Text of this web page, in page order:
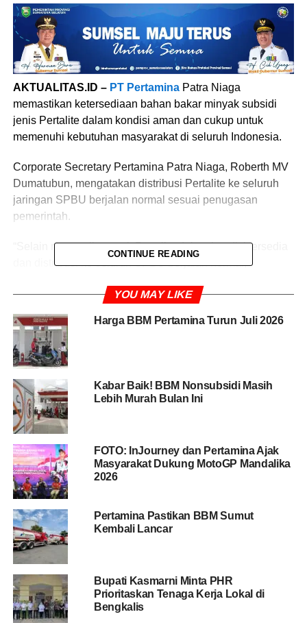
AKTUALITAS.ID – PT PertaminaPatra Niaga
memastikan ketersediaan bahan bakar minyak subsidi
jenis Pertalite dalam kondisi aman dan cukup untuk
memenuhi kebutuhan masyarakat di seluruh Indonesia.
Corporate Secretary Pertamina Patra Niaga, Roberth MV
Dumatubun, mengatakan distribusi Pertalite ke seluruh
jaringan SPBU berjalan normal sesuai penugasan
pemerintah.
“Selain memastikan stok Pertalite dalam kondisi tersedia
dan distribusi ke seluruh SPBU berjalan normal,
pemantauan secara real-time terhadap kondisi stok dan
penyaluran BBM di seluruh wilayah agar kebutuhan
masyarakat dapat terpenuhi dengan baik,” kata Roberth,
Sabtu (13/6/2026).
energi yang tersebar dari Sabang hingga Merauke.
Jaringan tersebut mencakup terminal BBM, fasilitas
penyimpanan, armada distribusi, hingga sistem
BACA JUGA
Jika Premium Dihapus, Edy
Rahmayadi Minta Pertamina Ada BBM Seharga
Sama
Sistem logistik yang terintegrasi, lanjut Roberth
terjadi peningkatan permintaan di wilayah tertentu.
“Jika terdapat peningkatan kebutuhan di suatu wilayah,
CONTINUE READING
YOU MAY LIKE
Harga BBM Pertamina Turun Juli 2026
Kabar Baik! BBM Nonsubsidi Masih
Lebih Murah Bulan Ini
FOTO: InJourney dan Pertamina Ajak
Masyarakat Dukung MotoGP Mandalika
2026
Pertamina Pastikan BBM Sumut
Kembali Lancar
Bupati Kasmarni Minta PHR
Prioritaskan Tenaga Kerja Lokal di
Bengkalis